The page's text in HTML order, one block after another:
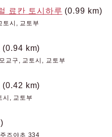
료칸 토시하루 (0.99 km)
시, 교토부
(0.94 km)
교구, 교토시, 교토부
(0.42 km)
, 교토부
즈야초 334